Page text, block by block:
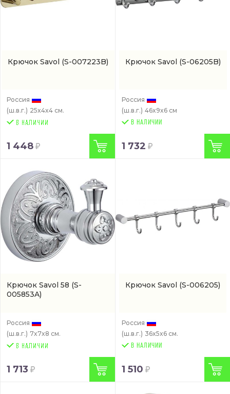
Крючок Savol (S-007223B)
Россия
(ш.в.г.) 25x4x4 см.
1 448
Крючок Savol (S-06205B)
Россия
(ш.в.г.) 46x9x6 см
В НАЛИЧИИ
1 732
Крючок Savol 58 (S-
005853A)
Россия
(ш.в.г.) 7x7x8 см.
1 713
Крючок Savol (S-006205)
Россия
(ш.в.г.) 36x5x6 см.
В НАЛИЧИИ
1 510